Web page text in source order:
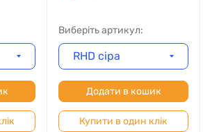
Виберіть артикул:
RHD сіра
Додати в кошик
Купити в один клік